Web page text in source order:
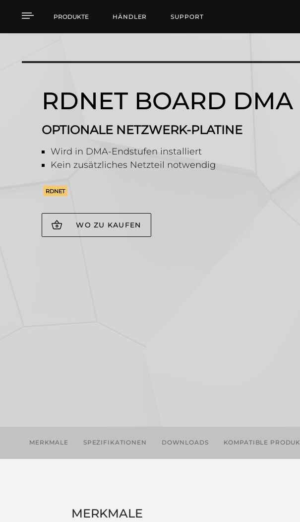
RDNET BOARD DMA
PRODUKTE HÄNDLER SUPPORT
RDNET BOARD DMA
OPTIONALE NETZWERK-PLATINE
Wird in DMA-Endstufen installiert
Kein zusätzliches Netzteil notwendig
RDNET
WO ZU KAUFEN
MERKMALE SPEZIFIKATIONEN DOWNLOADS KOMPATIBLE
MERKMALE